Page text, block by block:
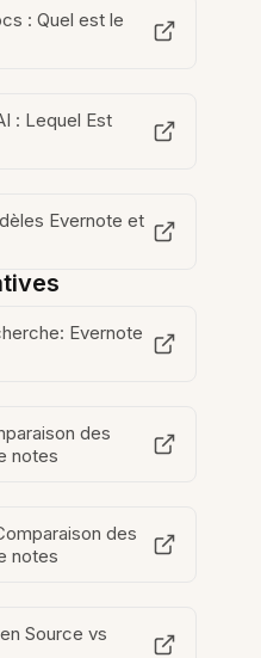
: Quel est le
: Lequel Est
Evernote et
Evernote
des
notes
des
notes
Source vs